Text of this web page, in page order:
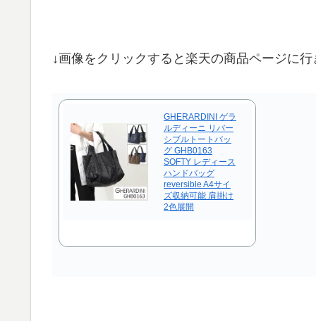
↓画像をクリックすると楽天の商品ページに
GHERARDINI ゲラ
ルディーニ リバー
シブルトートバッ
グ GHB0163
SOFTY レディース
ハンドバッグ
reversible A4サイ
ズ収納可能 肩掛け
2色展開